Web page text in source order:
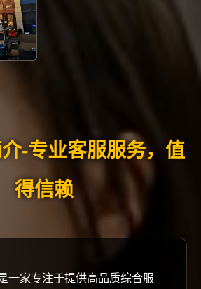
-专业客服服务，值
得信赖
一家专注于提供高品质综合服